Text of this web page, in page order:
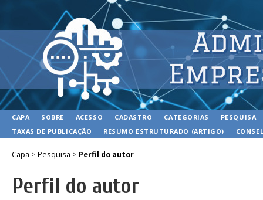
CAPA SOBRE ACESSO CADASTRO CATEGORIAS
PESQUISA
TAXAS DE PUBLICAÇÃO
RESUMO ESTRUTURADO (ARTIGO)
Capa > Pesquisa > Perfil do autor
Perfil do autor